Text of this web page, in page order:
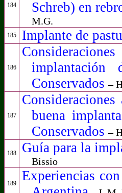
184
Schreb) en
M.G.
185 Implante de
186
implantación
Conservados–
187
buena
Conservados–
188 Guía para la
Bissio
189
Experiencias